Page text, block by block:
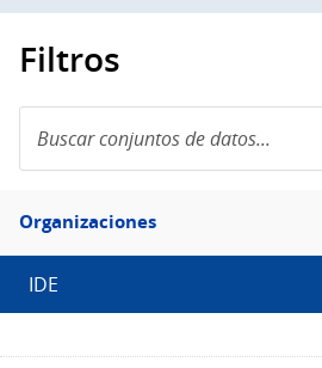
Filtros
conjuntos
de
Filtro
Organizaciones
Organizaciones
IDE